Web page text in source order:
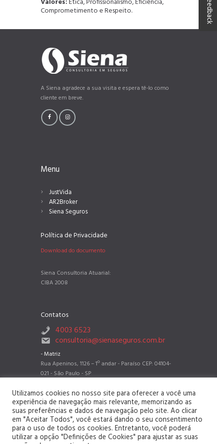
Comprometimento e Respeito.
A Siena agradece a sua visita e espera tê-lo como
cliente em breve.
Menu
JustVida
AR2Broker
Siena Seguros
Política de Privacidade
Download do documento
Siena Consultoria Atuarial:
CIBA 2008
Contatos
4003 6523
consultoria@sienaseguros.com.br
- Matriz
Rua Apeninos, 1126 – 1º andar - Paraíso CEP: 04104-
021 - São Paulo - SP
Rua dos Timbiras, 2788 sala 802 - Barro Preto CEP:
30140-062 - Belo Horizonte - MG
- Filial Recife
Rua Herculano Bandeira 749, 4° andar, sala 402, Pina,
CEP 51110-131 - Recife - PE
Utilizamos cookies no nosso site para oferecer a você uma
experiência de navegação mais relevante, memorizando as
suas preferências e dados de navegação pelo site. Ao clicar
em "Aceitar Todos", você estará dando o seu consentimento
para o uso de todos os cookies. Entretanto, você poderá
utilizar a opção "Definições de Cookies" para ajustar as suas
Feedback